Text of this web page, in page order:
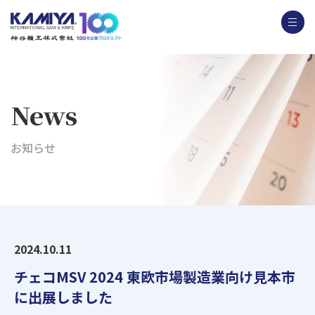
News
お知らせ
2024.10.11
チェコMSV 2024 東欧市場製造業向け見本市
に出展しました